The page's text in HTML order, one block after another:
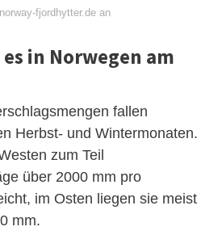
fjordhytter.de an
in Norwegen am
fallen
Herbst- und Wintermonaten.
zum Teil
über 2000 mm pro
im Osten liegen sie meist
mm.